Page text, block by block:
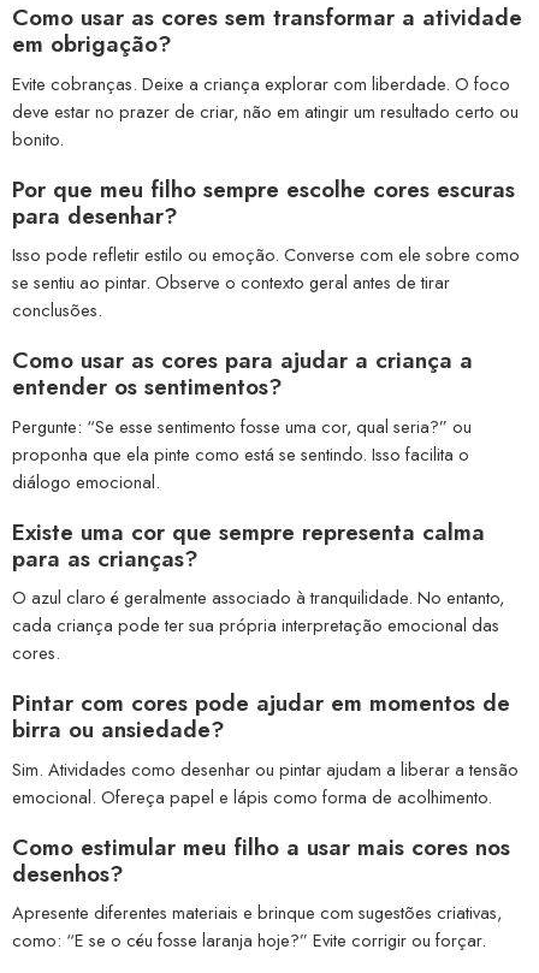
Como usar as cores sem transformar a atividade
em obrigação?
Evite cobranças. Deixe a criança explorar com liberdade. O foco
deve estar no prazer de criar, não em atingir um resultado certo ou
bonito.
Por que meu filho sempre escolhe cores escuras
para desenhar?
Isso pode refletir estilo ou emoção. Converse com ele sobre como
se sentiu ao pintar. Observe o contexto geral antes de tirar
conclusões.
Como usar as cores para ajudar a criança a
entender os sentimentos?
Pergunte: “Se esse sentimento fosse uma cor, qual seria?” ou
proponha que ela pinte como está se sentindo. Isso facilita o
diálogo emocional.
Existe uma cor que sempre representa calma
para as crianças?
O azul claro é geralmente associado à tranquilidade. No entanto,
cada criança pode ter sua própria interpretação emocional das
cores.
Pintar com cores pode ajudar em momentos de
birra ou ansiedade?
Sim. Atividades como desenhar ou pintar ajudam a liberar a tensão
emocional. Ofereça papel e lápis como forma de acolhimento.
Como estimular meu filho a usar mais cores nos
desenhos?
Apresente diferentes materiais e brinque com sugestões criativas,
como: “E se o céu fosse laranja hoje?” Evite corrigir ou forçar.